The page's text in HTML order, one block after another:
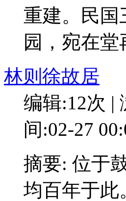
重建。民国
园，宛在堂
林则徐故居
编辑:12次 |
间:02-27
摘要: 位于
均百年于此